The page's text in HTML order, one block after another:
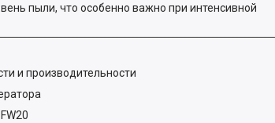
пыли, что особенно важно при интенсивной
и производительности